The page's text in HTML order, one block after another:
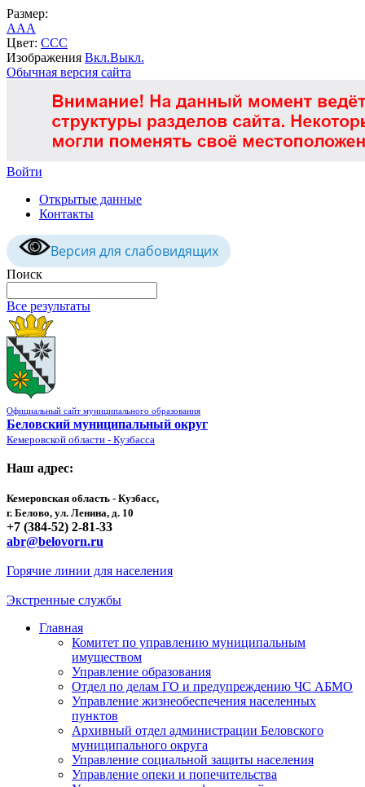
Размер:
AAA
Цвет: CCC
Изображения Вкл.Выкл.
Обычная версия сайта
Войти
Открытые данные
Контакты
Версия для слабовидящих
Поиск
Все результаты
Официальный сайт муниципального образования
Беловский муниципальный округ
Кемеровской области - Кузбасса
Наш адрес:
Кемеровская область - Кузбасс,
г. Белово, ул. Ленина, д. 10
+7 (384-52) 2-81-33
abr@belovorn.ru
Горячие линии для населения
Экстренные службы
Главная
Комитет по управлению муниципальным
имуществом
Управление образования
Отдел по делам ГО и предупреждению ЧС АБМО
Управление жизнеобеспечения населенных
пунктов
Архивный отдел администрации Беловского
муниципального округа
Управление социальной защиты населения
Управление опеки и попечительства